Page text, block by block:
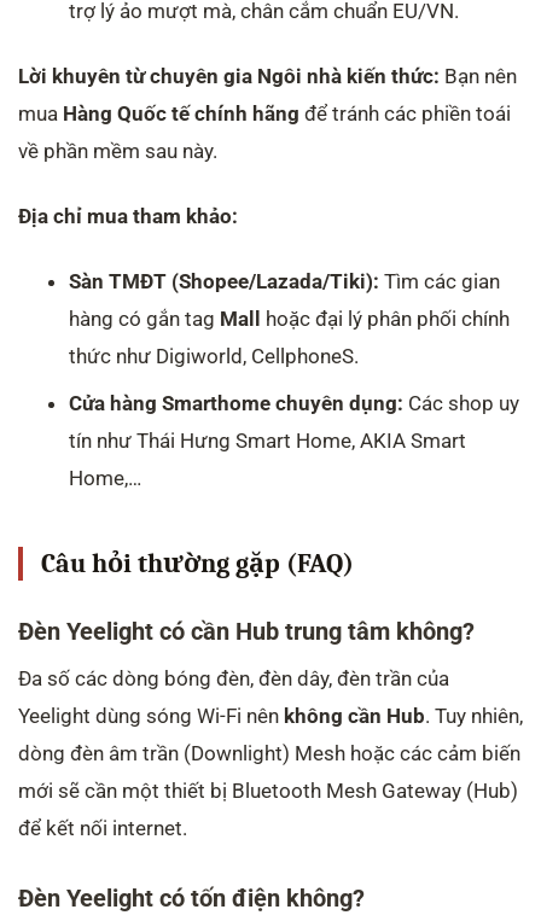
trợ lý ảo mượt mà, chân cắm chuẩn EU/VN.
Lời khuyên từ chuyên gia Ngôi nhà kiến thức: Bạn nên
mua Hàng Quốc tế chính hãng để tránh các phiền toái
về phần mềm sau này.
Địa chỉ mua tham khảo:
Sàn TMĐT (Shopee/Lazada/Tiki): Tìm các gian
hàng có gắn tag Mall hoặc đại lý phân phối chính
thức như Digiworld, CellphoneS.
Cửa hàng Smarthome chuyên dụng: Các shop uy
tín như Thái Hưng Smart Home, AKIA Smart
Home,…
Câu hỏi thường gặp (FAQ)
Đèn Yeelight có cần Hub trung tâm không?
Đa số các dòng bóng đèn, đèn dây, đèn trần của
Yeelight dùng sóng Wi-Fi nên không cần Hub. Tuy nhiên,
dòng đèn âm trần (Downlight) Mesh hoặc các cảm biến
mới sẽ cần một thiết bị Bluetooth Mesh Gateway (Hub)
để kết nối internet.
Đèn Yeelight có tốn điện không?